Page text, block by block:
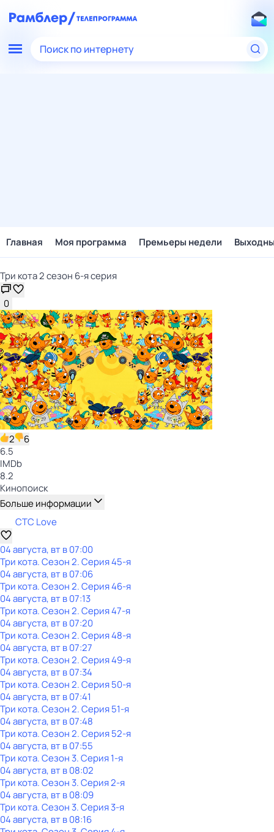
Поиск по интернету
Главная Моя программа Премьеры недели
Три кота 2 сезон 6-я серия
0
2
6
6.5
IMDb
8.2
Кинопоиск
Больше информации
СТС Love
04 августа, вт в 07:00
Три кота. Сезон 2. Серия 45-я
04 августа, вт в 07:06
Три кота. Сезон 2. Серия 46-я
04 августа, вт в 07:13
Три кота. Сезон 2. Серия 47-я
04 августа, вт в 07:20
Три кота. Сезон 2. Серия 48-я
04 августа, вт в 07:27
Три кота. Сезон 2. Серия 49-я
04 августа, вт в 07:34
Три кота. Сезон 2. Серия 50-я
04 августа, вт в 07:41
Три кота. Сезон 2. Серия 51-я
04 августа, вт в 07:48
Три кота. Сезон 2. Серия 52-я
04 августа, вт в 07:55
Три кота. Сезон 3. Серия 1-я
04 августа, вт в 08:02
Три кота. Сезон 3. Серия 2-я
04 августа, вт в 08:09
Три кота. Сезон 3. Серия 3-я
04 августа, вт в 08:16